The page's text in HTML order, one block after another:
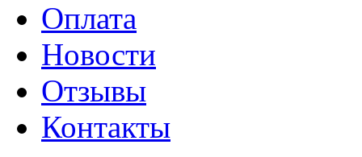
Оплата
Новости
Отзывы
Контакты